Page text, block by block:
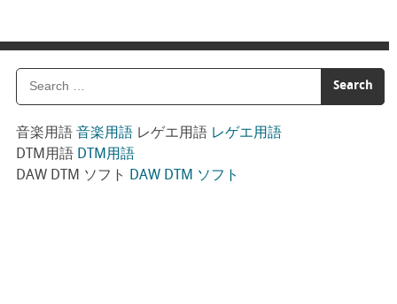
音楽用語 音楽用語レゲエ用語 レゲエ用語
DTM用語 DTM用語
DAW DTM ソフト
DAW DTM ソフト